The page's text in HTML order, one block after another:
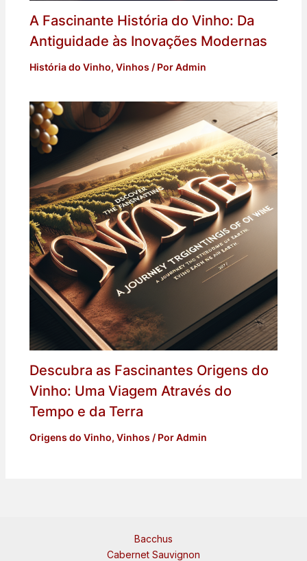
A Fascinante História do Vinho: Da
Antiguidade às Inovações Modernas
História do Vinho, Vinhos / PorAdmin
Descubra as Fascinantes Origens do
Vinho: Uma Viagem Através do
Tempo e da Terra
Origens do Vinho, Vinhos / PorAdmin
Bacchus
Cabernet Sauvignon